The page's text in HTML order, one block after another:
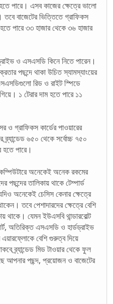
পারে। এসব কাজের ক্ষেত্রে ভালো
তবে বাজেটের ভিত্তিতে গ্রাফিকস
পারে ৩৩ হাজার থেকে ৩৬ হাজার
ও এসএসডি কিনে নিতে পারেন।
পছন্দে থাকা উচিত স্যামস্যাংয়ের
রিড ও রাইট স্পিডে
১ টেরার দাম হতে পারে ১১
ও গ্রাফিকস কার্ডের পাওয়ারের
৬৫০ থেকে সর্বোচ্চ ৭৫০
হতে পারে।
অনেকেই অনেক রকমের
পছন্দের তালিকায় থাকে টেম্পার্ড
অনেকেই চেসিস কেনার ক্ষেত্রে
তবে পেশাদারদের ক্ষেত্রে বেশি
থাকে। যেমন ইউএসবি থান্ডারবোল্ট
অতিরিক্ত এসএসডি ও হার্ডড্রাইভ
বেশি গুরুত্ব দিয়ে
ব্র্যান্ডেড মিড টাওয়ার থেকে ফুল
আপনার পছন্দ, প্রয়োজন ও বাজেটের